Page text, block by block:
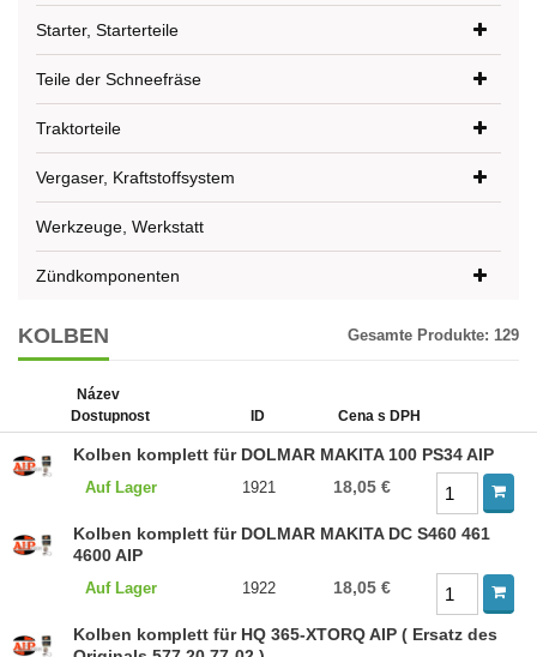
Starter, Starterteile
Teile der Schneefräse
Traktorteile
Vergaser, Kraftstoffsystem
Werkzeuge, Werkstatt
Zündkomponenten
KOLBEN Gesamte Produkte: 129
Název
Dostupnost
ID Cena s DPH
Kolben komplett für DOLMAR MAKITA 100 PS34 AIP
Auf Lager 1921 18,05 €
Kolben komplett für DOLMAR MAKITA DC S460 461
4600 AIP
Auf Lager 1922 18,05 €
Kolben komplett für HQ 365-XTORQ AIP ( Ersatz des